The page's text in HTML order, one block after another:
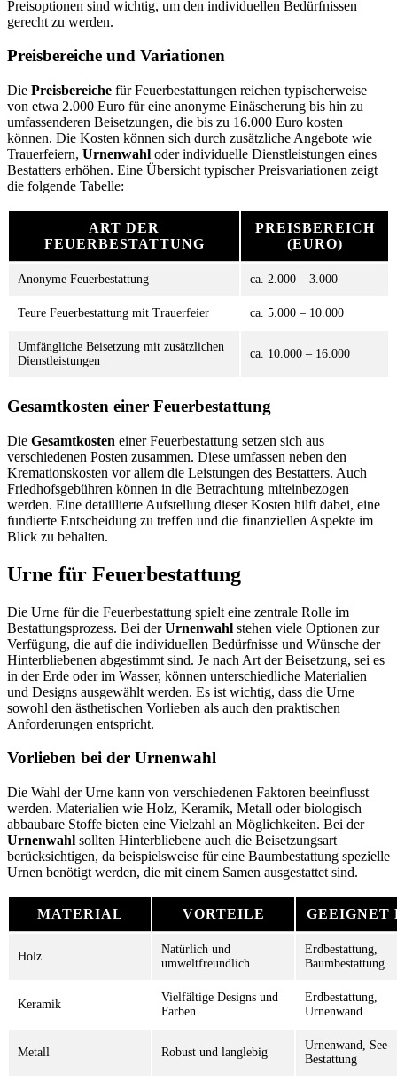
Preisoptionen sind wichtig, um den individuellen Bedürfnissen
gerecht zu werden.
Preisbereiche und Variationen
Die Preisbereiche für Feuerbestattungen reichen typischerweise
von etwa 2.000 Euro für eine anonyme Einäscherung bis hin zu
umfassenderen Beisetzungen, die bis zu 16.000 Euro kosten
können. Die Kosten können sich durch zusätzliche Angebote wie
Trauerfeiern, Urnenwahl oder individuelle Dienstleistungen eines
Bestatters erhöhen. Eine Übersicht typischer Preisvariationen zeigt
die folgende Tabelle:
ART DER
FEUERBESTATTUNG
PREISBEREICH
(EURO)
Anonyme Feuerbestattung ca. 2.000 – 3.000
Teure Feuerbestattung mit Trauerfeier ca. 5.000 – 10.000
Umfängliche Beisetzung mit zusätzlichen
Dienstleistungen
ca. 10.000 – 16.000
Gesamtkosten einer Feuerbestattung
Die Gesamtkosten einer Feuerbestattung setzen sich aus
verschiedenen Posten zusammen. Diese umfassen neben den
Kremationskosten vor allem die Leistungen des Bestatters. Auch
Friedhofsgebühren können in die Betrachtung miteinbezogen
werden. Eine detaillierte Aufstellung dieser Kosten hilft dabei, eine
fundierte Entscheidung zu treffen und die finanziellen Aspekte im
Blick zu behalten.
Urne für Feuerbestattung
Die Urne für die Feuerbestattung spielt eine zentrale Rolle im
Bestattungsprozess. Bei derUrnenwahl stehen viele Optionen zur
Verfügung, die auf die individuellen Bedürfnisse und Wünsche der
Hinterbliebenen abgestimmt sind. Je nach Art der Beisetzung, sei es
in der Erde oder im Wasser, können unterschiedliche Materialien
und Designs ausgewählt werden. Es ist wichtig, dass die Urne
sowohl den ästhetischen Vorlieben als auch den praktischen
Anforderungen entspricht.
Vorlieben bei der Urnenwahl
Die Wahl der Urne kann von verschiedenen Faktoren beeinflusst
werden. Materialien wie Holz, Keramik, Metall oder biologisch
abbaubare Stoffe bieten eine Vielzahl an Möglichkeiten. Bei der
Urnenwahl sollten Hinterbliebene auch die Beisetzungsart
berücksichtigen, da beispielsweise für eine Baumbestattung spezielle
Urnen benötigt werden, die mit einem Samen ausgestattet sind.
MATERIAL VORTEILE GEEIGNET
Holz
Natürlich und
umweltfreundlich
Erdbestattung,
Baumbestattung
Keramik
Vielfältige Designs und
Farben
Erdbestattung,
Urnenwand
Metall Robust und langlebig
Urnenwand, See-
Bestattung